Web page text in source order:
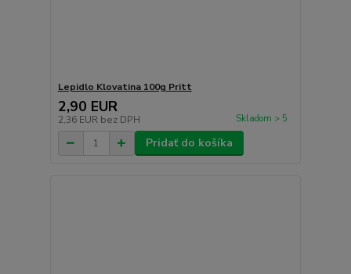
Lepidlo Klovatina 100g Pritt
2,90 EUR
2,36 EUR bez DPH Skladom > 5
Pridať do košíka